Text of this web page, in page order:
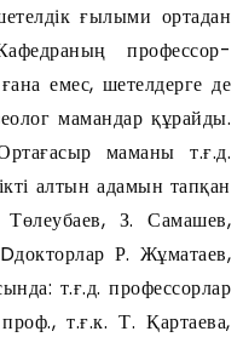
ғылыми ортадан
профессор-
емес, шетелдерге де
мамандар құрайды.
маманы т.ғ.д.
алтын адамын тапқан
Төлеубаев, З. Самашев,
Р. Жұматаев,
т.ғ.д. профессорлар
т.ғ.к. Т. Қартаева,